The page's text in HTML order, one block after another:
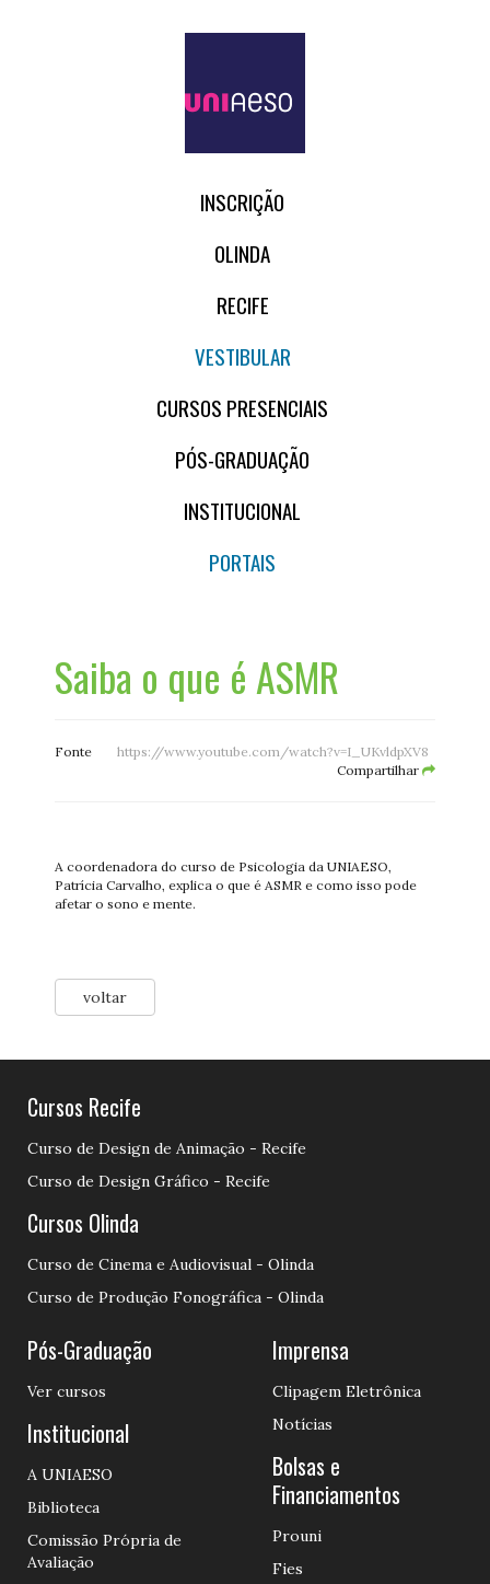
INSCRIÇÃO
OLINDA
RECIFE
VESTIBULAR
CURSOS PRESENCIAIS
PÓS-GRADUAÇÃO
INSTITUCIONAL
PORTAIS
Saiba o que é ASMR
Fonte
https://www.youtube.com/watch?v=I_UKvldpXV8
Compartilhar
A coordenadora do curso de Psicologia da UNIAESO,
Patrícia Carvalho, explica o que é ASMR e como isso pode
afetar o sono e mente.
voltar
Cursos Recife
Curso de Design de Animação - Recife
Curso de Design Gráfico - Recife
Cursos Olinda
Curso de Cinema e Audiovisual - Olinda
Curso de Produção Fonográfica - Olinda
Pós-Graduação
Ver cursos
Institucional
A UNIAESO
Biblioteca
Comissão Própria de
Avaliação
Imprensa
Clipagem Eletrônica
Notícias
Bolsas e
Financiamentos
Prouni
Fies